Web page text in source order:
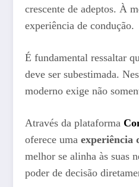
crescente de adeptos. À
experiência de condução.
É fundamental ressaltar
deve ser subestimada.
moderno exige não
Através da plataforma
oferece uma experiência
melhor se alinha às suas
poder de decisão